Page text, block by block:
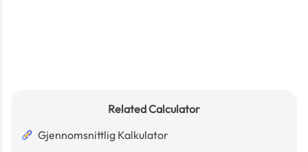
Related Calculator
Gjennomsnittlig Kalkulator